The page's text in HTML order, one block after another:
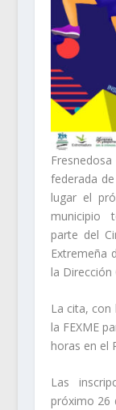
federada
lugar el
municipio
parte del
Extremeña
la Dirección
La cita, con
la FEXME
horas en el
Las
próximo 26